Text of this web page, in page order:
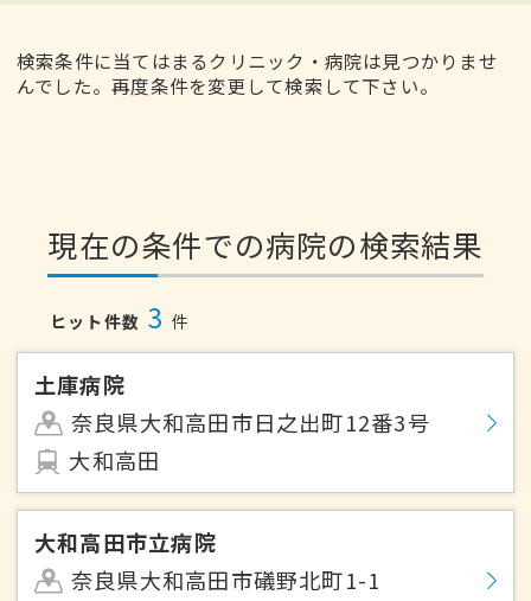
検索条件に当てはまるクリニック・病院は見つかりませ
んでした。再度条件を変更して検索して下さい。
現在の条件での病院の検索結果
ヒット件数 3 件
土庫病院
奈良県大和高田市日之出町12番3号
大和高田
大和高田市立病院
奈良県大和高田市礒野北町1-1